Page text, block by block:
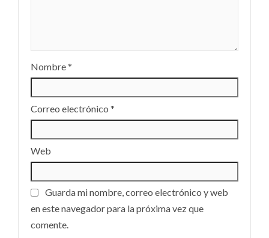
Nombre*
Correo electrónico *
Web
Guarda mi nombre, correo electrónico y web
en este navegador para la próxima vez que
comente.